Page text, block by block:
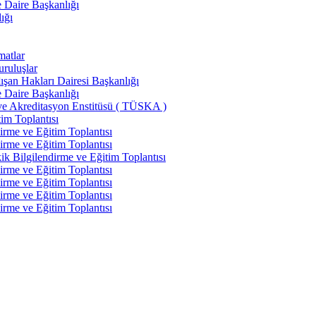
Başkanlığı
Hakları Dairesi Başkanlığı
Başkanlığı
Akreditasyon Enstitüsü ( TÜSKA )
Toplantısı
ve Eğitim Toplantısı
ve Eğitim Toplantısı
Bilgilendirme ve Eğitim Toplantısı
ve Eğitim Toplantısı
ve Eğitim Toplantısı
ve Eğitim Toplantısı
ve Eğitim Toplantısı